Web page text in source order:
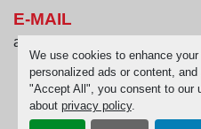
We use cookies to enhance
personalized ads or content,
"Accept All", you consent to our
about privacy policy.
E-MAIL
andziak@andziak.com
FACEBOOK